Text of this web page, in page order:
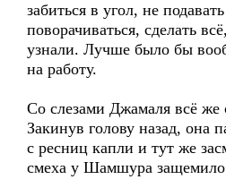
забиться в угол, не
поворачиваться, сделать
узнали. Лучше было бы
на работу.
Со слезами Джамаля всё же
Закинув голову назад, она
с ресниц капли и тут же
смеха у Шамшура защемило